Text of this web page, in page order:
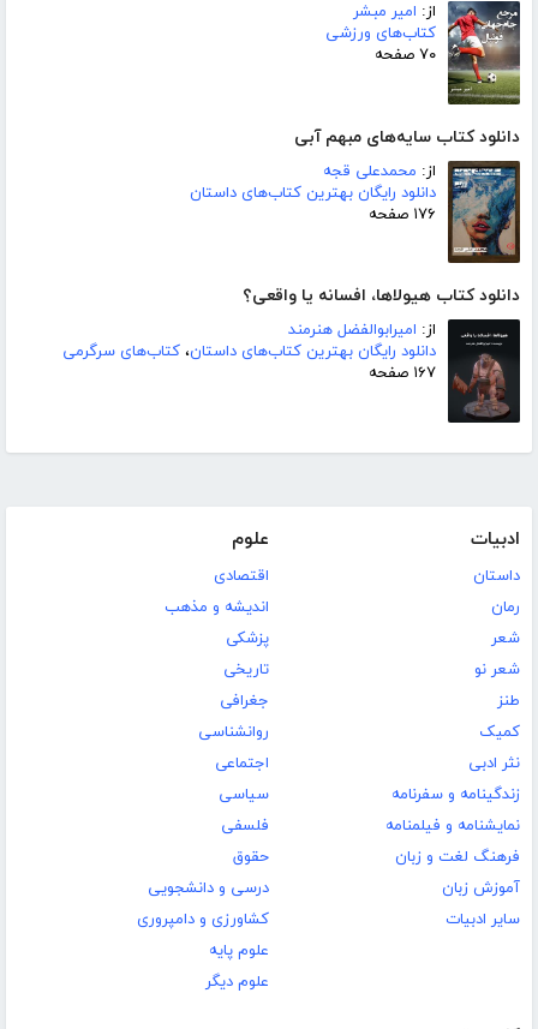
از: امیر مبشر
کتاب‌های ورزشی
۷۰ صفحه
دانلود کتاب سایه‌های مبهم آبی
از: محمدعلی قجه
دانلود رایگان بهترین کتاب‌های داستان
۱۷۶ صفحه
دانلود کتاب هیولاها، افسانه یا واقعی؟
از: امیرابوالفضل هنرمند
دانلود رایگان بهترین کتاب‌های داستان، کتاب‌های سرگرمی
۱۶۷ صفحه
ادبیات
داستان
رمان
شعر
شعر نو
طنز
کمیک
نثر ادبی
زندگینامه و سفرنامه
نمایشنامه و فیلمنامه
فرهنگ لغت و زبان
آموزش زبان
سایر ادبیات
علوم
اقتصادی
اندیشه و مذهب
پزشکی
تاریخی
جغرافی
روانشناسی
اجتماعی
سیاسی
فلسفی
حقوق
درسی و دانشجویی
کشاورزی و دامپروری
علوم پایه
علوم دیگر